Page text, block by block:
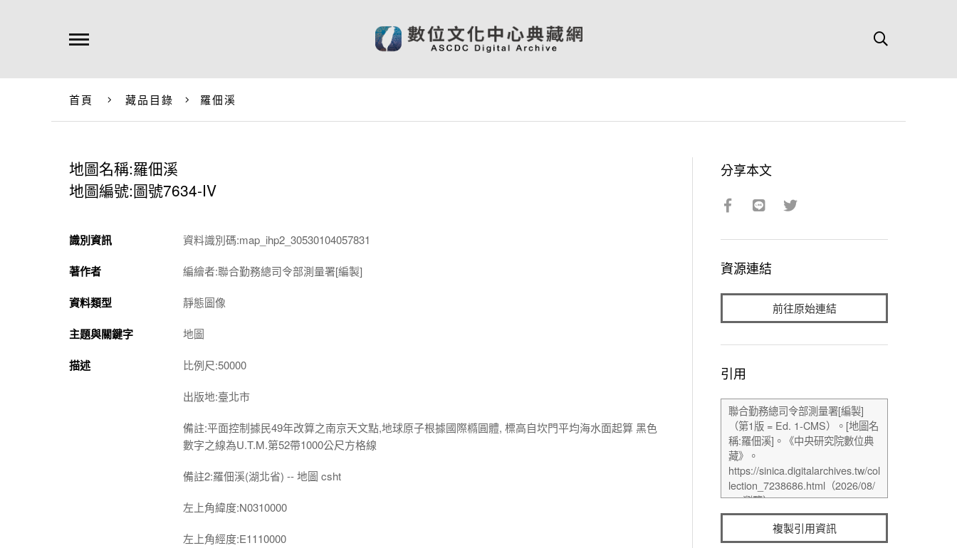
首頁 藏品目錄 羅佃溪
地圖名稱:羅佃溪
地圖編號:圖號7634-IV
識別資訊 資料識別碼:map_ihp2_30530104057831
著作者 編繪者:聯合勤務總司令部測量署[編製]
資料類型 靜態圖像
主題與關鍵字 地圖
描述 比例尺:50000
出版地:臺北市
備註:平面控制據民49年改算之南京天文點,地球原子根據國際橢圓體, 標高自坎門平均海水面起算 黑色
數字之線為U.T.M.第52帶1000公尺方格線
備註2:羅佃溪(湖北省) -- 地圖 csht
左上角緯度:N0310000
左上角經度:E1110000
分享本文
資源連結
前往原始連結
引用
複製引用資訊